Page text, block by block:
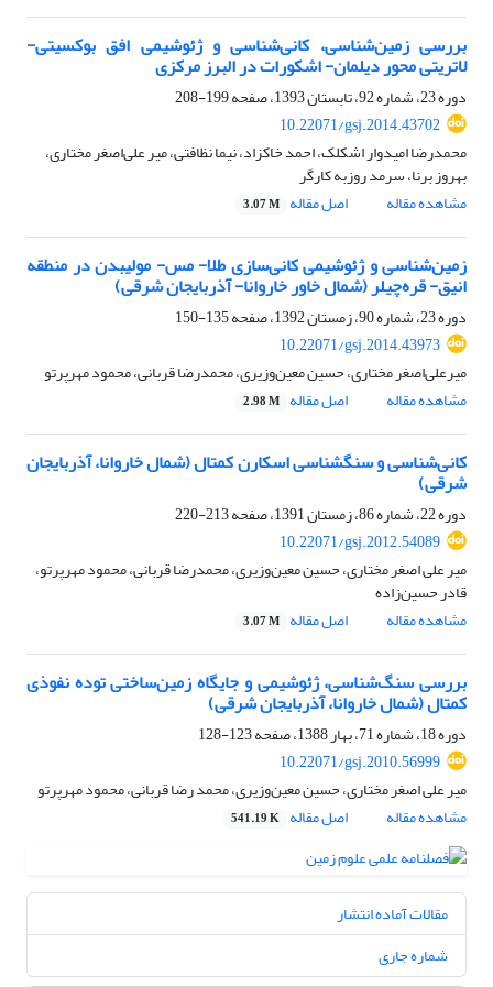
بررسی زمین‌شناسی، کانی‌شناسی و ژئوشیمی افق بوکسیتی-
لاتریتی محور دیلمان- اشکورات در البرز مرکزی
دوره 23، شماره 92، تابستان 1393، صفحه
199-208
10.22071/gsj.2014.43702
محمدرضا امیدوار اشکلک، احمد خاکزاد، نیما نظافتی، میر علی‌اصغر مختاری،
بهروز برنا، سرمد روزبه کارگر
مشاهده مقاله
اصل مقاله 3.07 M
زمین‌شناسی و ژئوشیمی کانی‌سازی طلا- مس- مولیبدن در منطقه
انیق- قره‌چیلر (شمال خاور خاروانا- آذربایجان شرقی)
دوره 23، شماره 90، زمستان 1392، صفحه
135-150
10.22071/gsj.2014.43973
میرعلی‌اصغر مختاری، حسین معین‌وزیری، محمدرضا قربانی، محمود مهرپرتو
مشاهده مقاله
اصل مقاله 2.98 M
کانی‌شناسی و سنگ‏شناسی اسکارن کمتال (شمال خاروانا، آذربایجان
شرقی)
دوره 22، شماره 86، زمستان 1391، صفحه
213-220
10.22071/gsj.2012.54089
میر علی اصغر مختاری، حسین معین‌وزیری، محمدرضا قربانی، محمود مهرپرتو،
قادر حسین‌زاده
مشاهده مقاله
اصل مقاله 3.07 M
بررسی سنگ‌شناسی، ژئوشیمی و جایگاه زمین‌ساختی توده نفوذی
کمتال (شمال خاروانا، آذربایجان شرقی)
دوره 18، شماره 71، بهار 1388، صفحه
123-128
10.22071/gsj.2010.56999
میر علی اصغر مختاری، حسین معین‌وزیری، محمد رضا قربانی، محمود مهرپرتو
مشاهده مقاله
اصل مقاله 541.19 K
مقالات آماده انتشار
شماره جاری